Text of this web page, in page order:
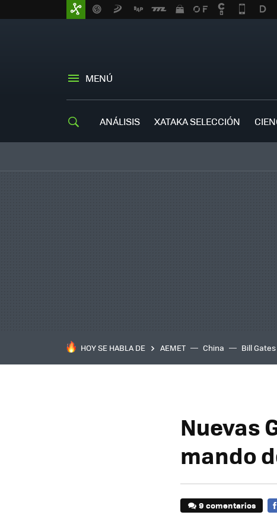
MENÚ
ANÁLISIS XATAKA SELECCIÓN
HOY SE HABLA DE AEMET China Bill Gates
Nuevas
mando
9 comentarios